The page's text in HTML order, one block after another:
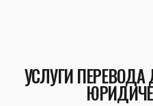
УСЛУГИ